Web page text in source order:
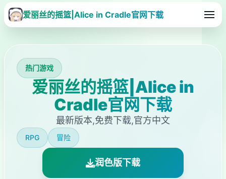
爱丽丝的摇篮|Alice in Cradle官网下载
热门游戏
爱丽丝的摇篮|Alice in
Cradle官网下载
最新版本,免费下载,官方中文
RPG 冒险
润色版下载